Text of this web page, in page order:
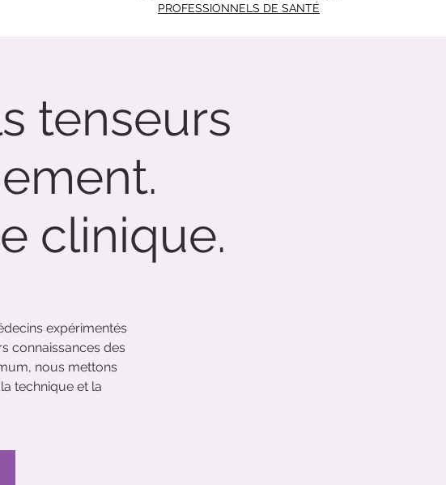
PROFESSIONNELS DE SANTÉ
tenseurs
clinique.
expérimentés
connaissances des
nous mettons
technique et la